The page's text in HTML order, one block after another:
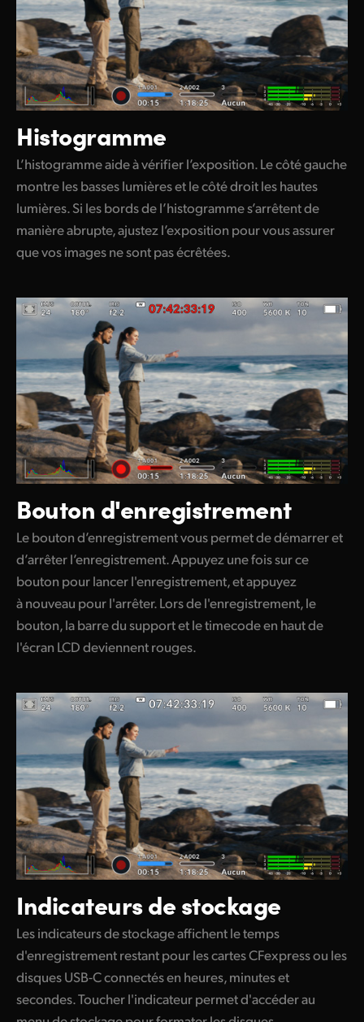
Histogramme
L’histogramme aide à vérifier l’exposition. Le côté gauche
montre les basses lumières et le côté droit les hautes
lumières. Si les bords de l’histogramme s’arrêtent de
manière abrupte, ajustez l’exposition pour vous assurer
que vos images ne sont pas écrêtées.
Bouton d'enregistrement
Le bouton d’enregistrement vous permet de démarrer et
d’arrêter l’enregistrement. Appuyez une fois sur ce
bouton pour lancer l'enregistrement, et appuyez
à nouveau pour l'arrêter. Lors de l'enregistrement, le
bouton, la barre du support et le timecode en haut de
l'écran LCD deviennent rouges.
Indicateurs de stockage
Les indicateurs de stockage affichent le temps
d'enregistrement restant pour les cartes CFexpress ou les
disques USB-C connectés en heures, minutes et
secondes. Toucher l'indicateur permet d'accéder au